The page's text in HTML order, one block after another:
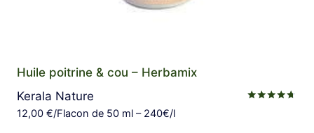
Huile poitrine & cou – Herbamix
Kerala Nature
12,00 €/Flacon de 50 ml – 240€/l